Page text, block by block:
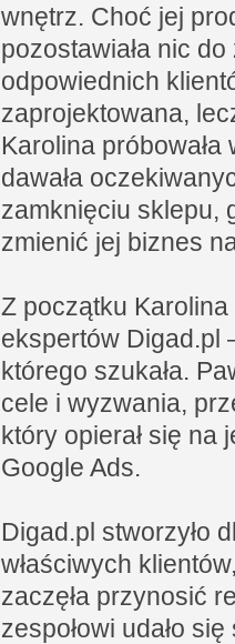
wnętrz. Choć jej
pozostawiała nic
odpowiednich
zaprojektowana,
Karolina
dawała
zamknięciu sklepu,
zmienić jej biznes
Z początku
ekspertów Digad.pl
którego szukała.
cele i wyzwania,
który opierał się na
Google Ads.
Digad.pl stworzyło
właściwych
zaczęła przynosić
zespołowi udało